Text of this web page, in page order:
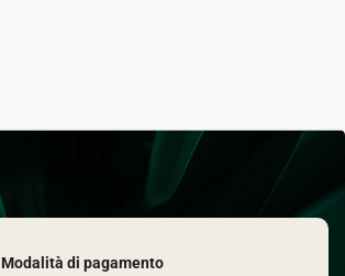
Modalità di pagamento